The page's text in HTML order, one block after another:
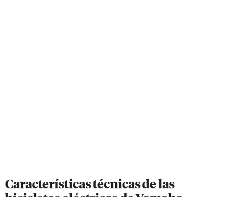
Características técnicas de las